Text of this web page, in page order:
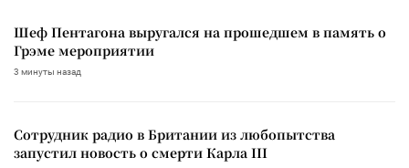
Шеф Пентагона выругался на прошедшем в память о
Грэме мероприятии
3 минуты назад
Сотрудник радио в Британии из любопытства
запустил новость о смерти Карла III